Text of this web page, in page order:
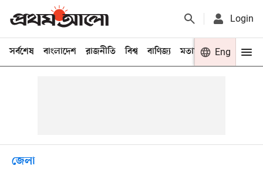
Login
সর্বশেষ বাংলাদেশ রাজনীতি বিশ্ব বাণিজ্য মতামত খেলা
Eng
জেলা